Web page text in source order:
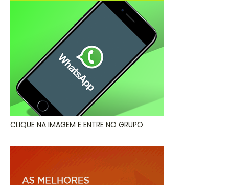
CLIQUE NA IMAGEM E ENTRE NO GRUPO